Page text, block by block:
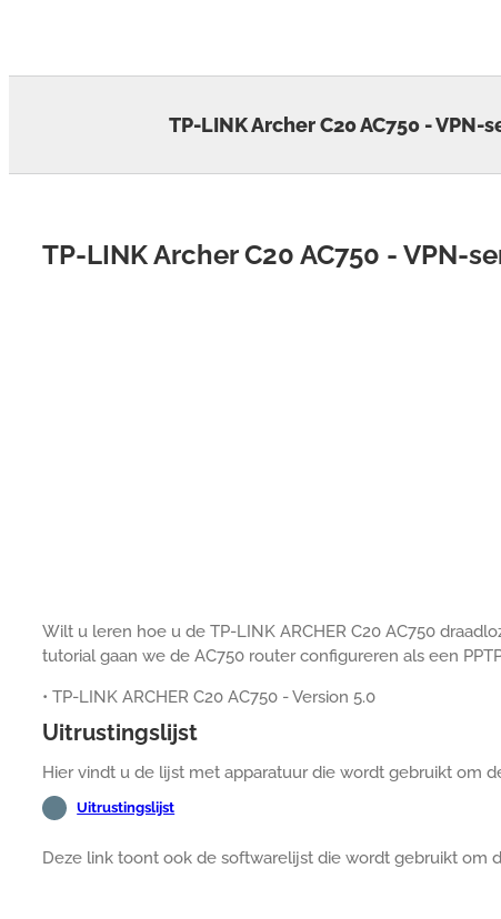
TP-LINK Archer C20 AC750 - VPN-
TP-LINK Archer C20 AC750 - VPN-
Wilt u leren hoe u de TP-LINK ARCHER C20 AC750
tutorial gaan we de AC750 router configureren als een
• TP-LINK ARCHER C20 AC750 - Version 5.0
Uitrustingslijst
Hier vindt u de lijst met apparatuur die wordt gebruikt om
Uitrustingslijst
Deze link toont ook de softwarelijst die wordt gebruikt om